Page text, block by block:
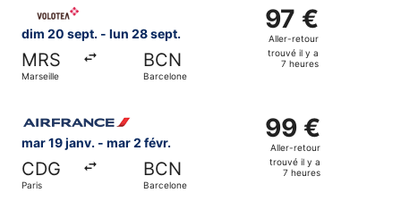
a
7
heures
dim 20 sept. - lun 28 sept.
MRS
Marseille
BCN
Barcelone
97 €
Aller-
retour,
trouvé
a
7
heures
97 €
Aller-retour
trouvé il y a
7 heures
mar 19 janv. - mar 2 févr.
CDG
Paris
BCN
Barcelone
99 €
Aller-
retour,
trouvé
99 €
Aller-retour
trouvé il y a
7 heures